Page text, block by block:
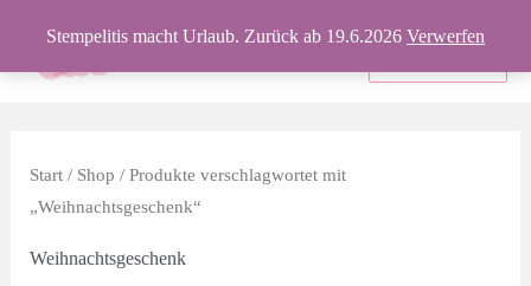
Stempelitis macht Urlaub. Zurück ab 19.6.2026 Verwerfen
springen
Produkte
Start/ Shop / Produkte verschlagwortet mit
„Weihnachtsgeschenk“
Weihnachtsgeschenk